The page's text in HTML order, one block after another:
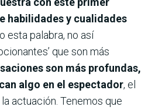
habilidades y cualidades
esta palabra, no así
que son más
son más profundas,
algo en el espectador, el
actuación. Tenemos que